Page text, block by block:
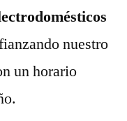
nuestro
un horario